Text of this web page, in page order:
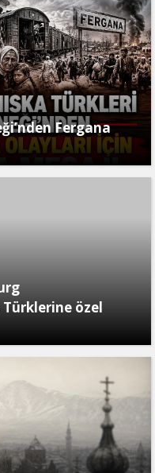
Fergana
Türklerine özel